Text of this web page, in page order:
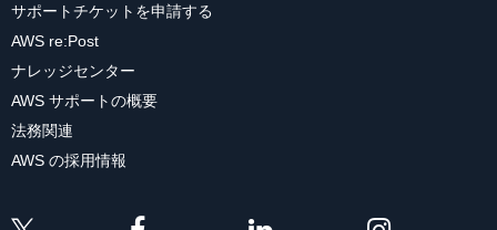
サポートチケットを申請する
AWS re:Post
ナレッジセンター
AWS サポートの概要
法務関連
AWS の採用情報